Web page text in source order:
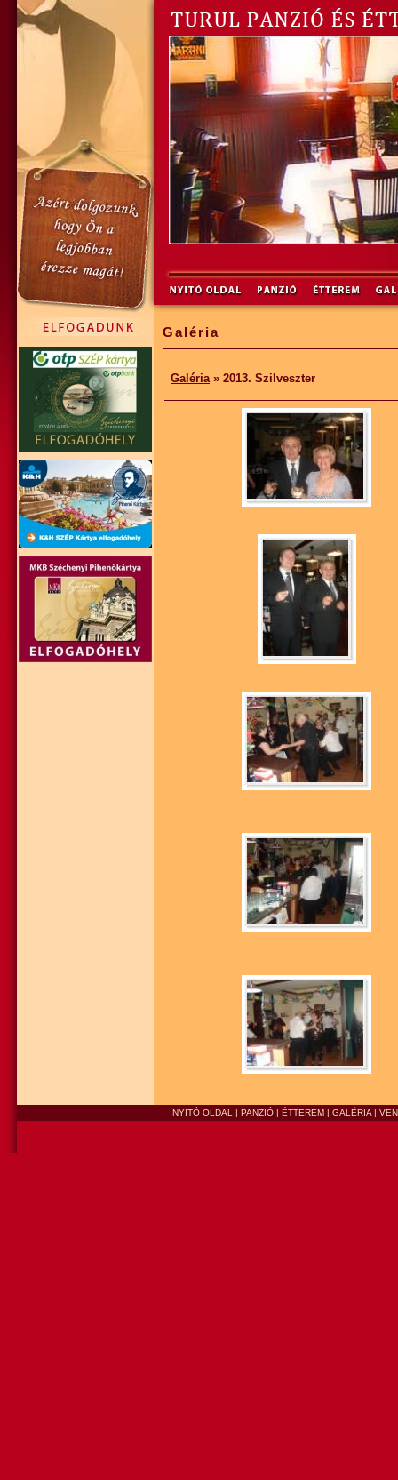
Galéria
Galéria» 2013. Szilveszter
NYITÓ OLDAL | PANZIÓ| ÉTTEREM| GALÉRIA|